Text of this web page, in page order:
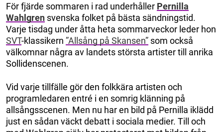
För fjärde sommaren i rad underhåller Pernilla
Wahlgren svenska folket på bästa sändningstid.
Varje tisdag under åtta heta sommarveckor leder hon
SVT-klassikern ”Allsång på Skansen” som också
välkomnar några av landets största artister till anrika
Sollidenscenen.
Vid varje tillfälle gör den folkkära artisten och
programledaren entré i en somrig klänning på
allsångsscenen. Men nu har en bild på Pernilla iklädd
just en sådan väckt debatt i sociala medier. Till och